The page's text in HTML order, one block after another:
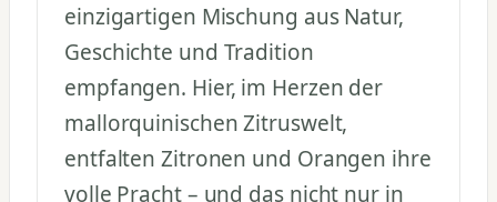
einzigartigen Mischung aus Natur,
Geschichte und Tradition
empfangen. Hier, im Herzen der
mallorquinischen Zitruswelt,
entfalten Zitronen und Orangen ihre
volle Pracht – und das nicht nur in